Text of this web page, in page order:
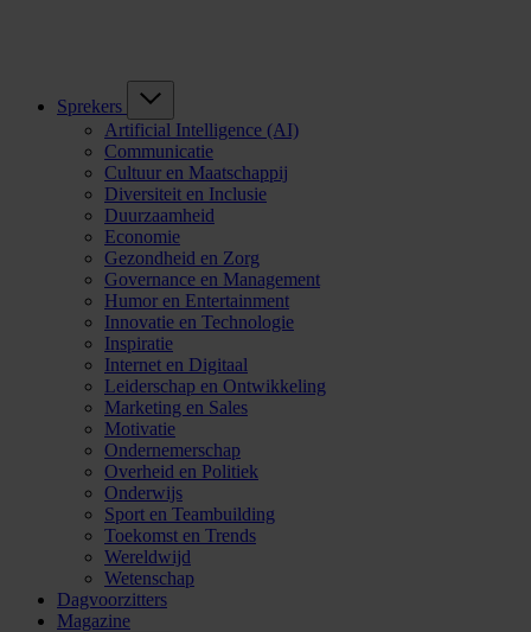
Sprekers
Artificial Intelligence (AI)
Communicatie
Cultuur en Maatschappij
Diversiteit en Inclusie
Duurzaamheid
Economie
Gezondheid en Zorg
Governance en Management
Humor en Entertainment
Innovatie en Technologie
Inspiratie
Internet en Digitaal
Leiderschap en Ontwikkeling
Marketing en Sales
Motivatie
Ondernemerschap
Overheid en Politiek
Onderwijs
Sport en Teambuilding
Toekomst en Trends
Wereldwijd
Wetenschap
Dagvoorzitters
Magazine